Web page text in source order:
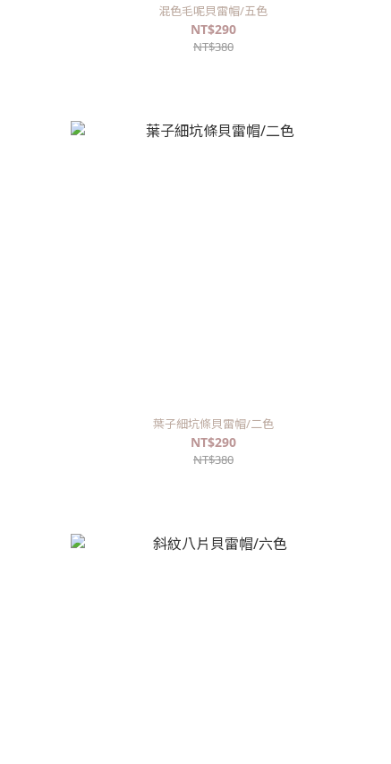
混色毛呢貝雷帽/五色
NT$290
NT$380
葉子細坑條貝雷帽/二色
NT$290
NT$380